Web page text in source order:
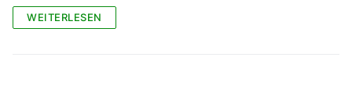
WEITERLESEN